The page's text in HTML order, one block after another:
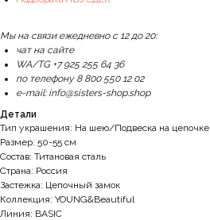
Мы на связи ежедневно с 12 до 20:
чат на сайте
WA/TG +7 925 255 64 36
по телефону 8 800 550 12 02
e-mail: info@sisters-shop.shop
Детали
Тип украшения: На шею/Подвеска на цепочке
Размер: 50-55 см
Состав: Титановая сталь
Страна: Россия
Застежка: Цепочный замок
Коллекция: YOUNG&Beautiful
Линия: BASIC